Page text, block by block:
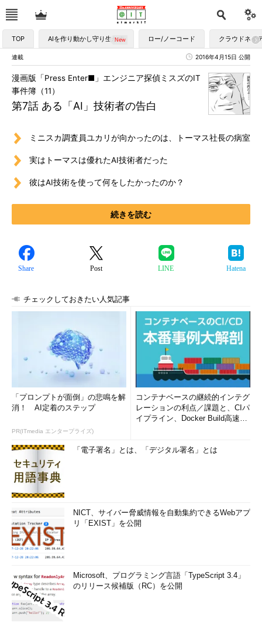
TOP AIを作り動かし守り生かす ロー/ノーコード クラウドネイ
連載 2016年4月15日 公開
第7話 ある「AI」技術者の告白
漫画版「Press Enter■」エンジニア探偵ミスズのIT
事件簿（11）
ミニスカ調査員ユカリが向かったのは、トーマス社長の病室
実はトーマスは優れたAI技術者だった
彼はAI技術を使って何をしたかったのか？
続きを読む
Share Post LINE Hatena
チェックしておきたい人気記事
「プロンプトが面倒」の悲鳴を解
消！ AI定着のステップ
PR(ITmedia エンタープライズ)
コンテナベースの継続的インテグ
レーションの利点／課題と、CIパ
イプライン、Docker Build高速化
「電子署名」とは、「デジタル署名」とは
NICT、サイバー脅威情報を自動集約できるWebアプ
リ「EXIST」を公開
Microsoft、プログラミング言語「TypeScript 3.4」
のリリース候補版（RC）を公開